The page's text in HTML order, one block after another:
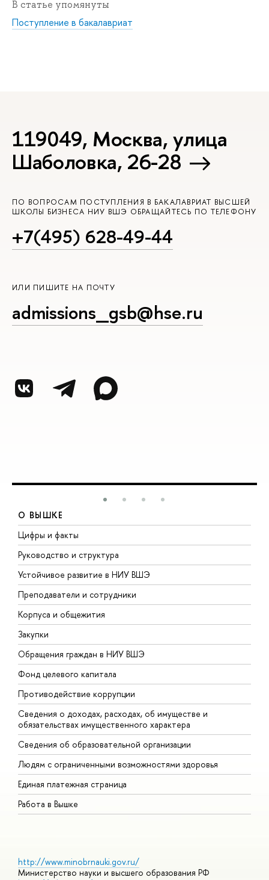
В статье упомянуты
Поступление в бакалавриат
119049, Москва, улица
Шаболовка, 26-28
ПО ВОПРОСАМ ПОСТУПЛЕНИЯ В БАКАЛАВРИАТ ВЫСШЕЙ
ШКОЛЫ БИЗНЕСА НИУ ВШЭ ОБРАЩАЙТЕСЬ ПО ТЕЛЕФОНУ
+7(495) 628-49-44
ИЛИ ПИШИТЕ НА ПОЧТУ
admissions_gsb@hse.ru
О ВЫШКЕ
Цифры и факты
Руководство и структура
Устойчивое развитие в НИУ ВШЭ
Преподаватели и сотрудники
Корпуса и общежития
Закупки
Обращения граждан в НИУ ВШЭ
Фонд целевого капитала
Противодействие коррупции
Сведения о доходах, расходах, об имуществе и
обязательствах имущественного характера
Сведения об образовательной организации
Людям с ограниченными возможностями здоровья
Единая платежная страница
Работа в Вышке
http://www.minobrnauki.gov.ru/
Министерство науки и высшего образования РФ